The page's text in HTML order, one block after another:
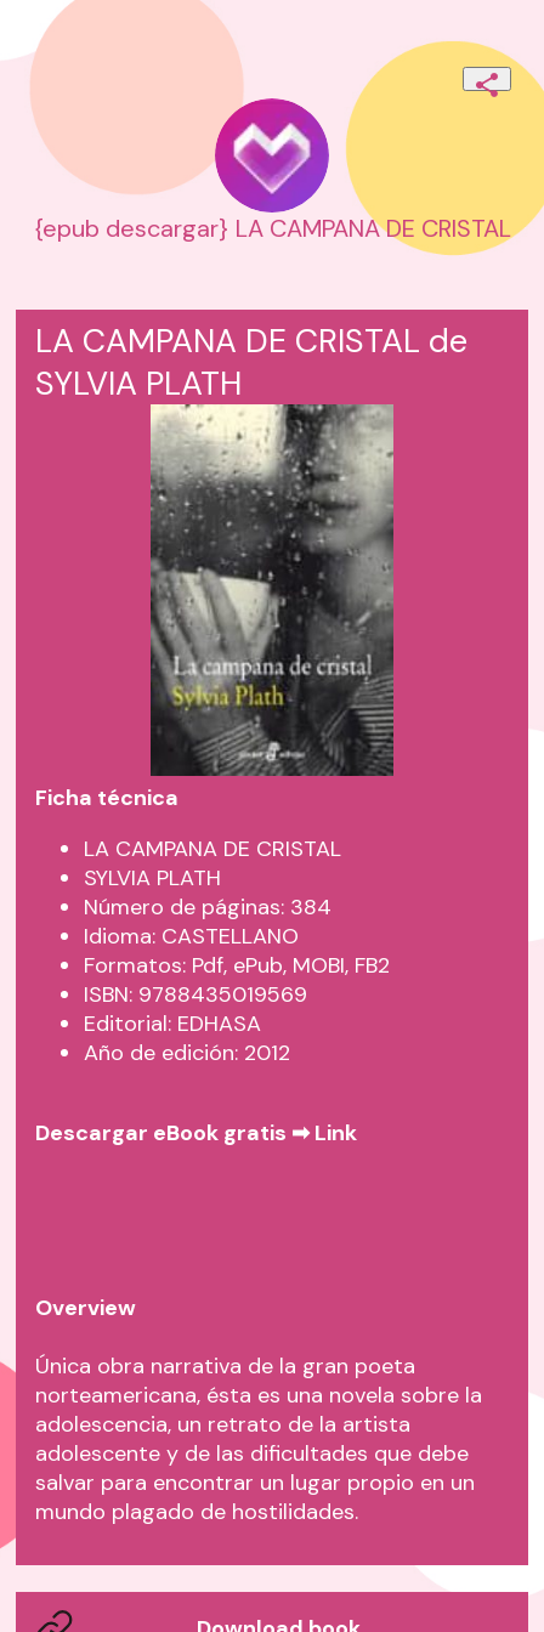
{epub descargar} LA CAMPANA DE CRISTAL
LA CAMPANA DE CRISTAL de
SYLVIA PLATH
Ficha técnica
LA CAMPANA DE CRISTAL
SYLVIA PLATH
Número de páginas: 384
Idioma: CASTELLANO
Formatos: Pdf, ePub, MOBI, FB2
ISBN: 9788435019569
Editorial: EDHASA
Año de edición: 2012
Descargar eBook gratis ➡Link
Overview
Única obra narrativa de la gran poeta
norteamericana, ésta es una novela sobre la
adolescencia, un retrato de la artista
adolescente y de las dificultades que debe
salvar para encontrar un lugar propio en un
mundo plagado de hostilidades.